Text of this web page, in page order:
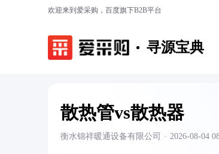
欢迎来到爱采购，百度旗下B2B平台
寻源宝典
散热管vs散热器
衡水锦祥暖通设备有限公司 · 2026-08-04